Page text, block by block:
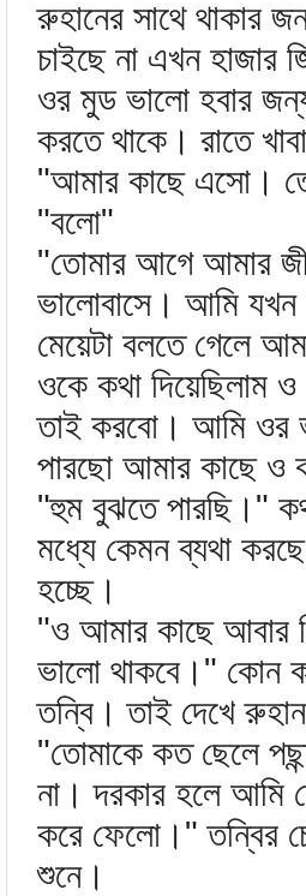
রুহানের সাথে থাকার
চাইছে না এখন হাজার
ওর মুড ভালো হবার
করতে থাকে। রাতে
"আমার কাছে এসো।
"বলো"
"তোমার আগে আমার
ভালোবাসে। আমি যখন
মেয়েটা বলতে গেলে
ওকে কথা দিয়েছিলাম
তাই করবো। আমি ওর
পারছো আমার কাছে ও
"হুম বুঝতে পারছি।"
মধ্যে কেমন ব্যথা
হচ্ছে।
"ও আমার কাছে আবার
ভালো থাকবে।" কোন
তন্বি। তাই দেখে
"তোমাকে কত ছেলে
না। দরকার হলে আমি
করে ফেলো।" তন্বির
শুনে।